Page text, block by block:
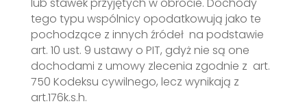
tego typu wspólnicy opodatkowują jako te
pochodzące z innych źródeł na podstawie
art. 10 ust. 9 ustawy o PIT, gdyż nie są one
dochodami z umowy zlecenia zgodnie z art.
750 Kodeksu cywilnego, lecz wynikają z
art.176k.s.h.